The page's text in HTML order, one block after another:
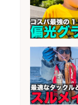
日払い
「広島市
や品出し
辺/「時
歓迎×残
会社名